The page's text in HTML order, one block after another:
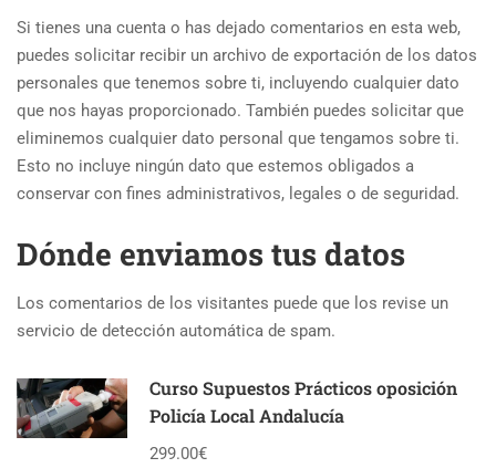
Si tienes una cuenta o has dejado comentarios en esta web,
puedes solicitar recibir un archivo de exportación de los datos
personales que tenemos sobre ti, incluyendo cualquier dato
que nos hayas proporcionado. También puedes solicitar que
eliminemos cualquier dato personal que tengamos sobre ti.
Esto no incluye ningún dato que estemos obligados a
conservar con fines administrativos, legales o de seguridad.
Dónde enviamos tus datos
Los comentarios de los visitantes puede que los revise un
servicio de detección automática de spam.
Curso Supuestos Prácticos oposición
Policía Local Andalucía
299.00€